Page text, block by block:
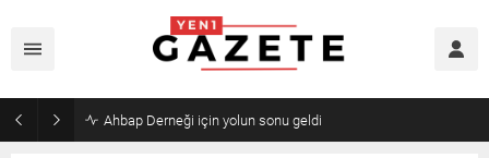
Mourinho’dan Arda Güler’e kötü haber